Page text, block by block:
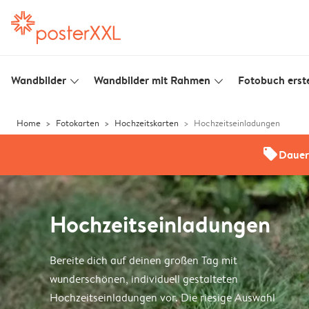
Wandbilder slim_arrow_down Wandbilder mit Rahmen slim_arrow_down Fotobuch
Home Fotokarten Hochzeitskarten Hochzeitseinladungen
offers
Hochzeitseinladungen
Bereite dich auf deinen großen Tag mit
wunderschönen, individuell gestalteten
Hochzeitseinladungen vor. Die riesige Auswahl